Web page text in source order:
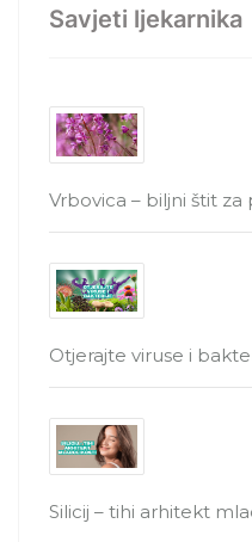
Savjeti ljekarnika
Vrbovica – biljni štit za
Otjerajte viruse i
Silicij – tihi arhitekt